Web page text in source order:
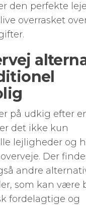
den perfekte
overrasket
på udkig efter
det ikke kun
lejligheder og
Der
andre
som kan være
fordelagtige og